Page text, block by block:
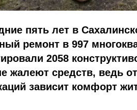
пять лет в
ремонт в 997
2058
жалеют средств, ведь
зависит комфорт